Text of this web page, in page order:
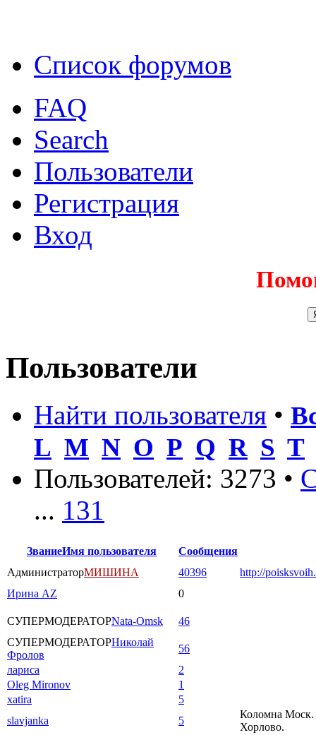
Список форумов
FAQ
Search
Пользователи
Регистрация
Вход
Пользователи
Найти пользователя •
L M N O P Q R S T
Пользователей: 3273 •
... 131
ЗваниеИмя пользователя
Сообщения
АдминистраторМИШИНА 40396
http://
Ирина AZ
0
СУПЕРМОДЕРАТОРNata-Omsk
46
СУПЕРМОДЕРАТОРНиколай
Фролов
56
лариса
2
Oleg Mironov
1
xatira
5
slavjanka
5
Коломна Моск.
Хорлово.